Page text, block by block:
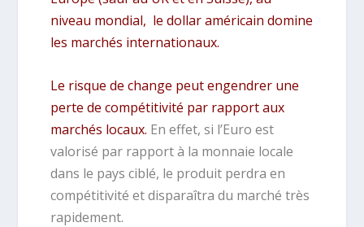
niveau mondial, le dollar américain domine
les marchés internationaux.
Le risque de change peut engendrer une
perte de compétitivité par rapport aux
marchés locaux. En effet, si l’Euro est
valorisé par rapport à la monnaie locale
dans le pays ciblé, le produit perdra en
compétitivité et disparaîtra du marché très
rapidement.